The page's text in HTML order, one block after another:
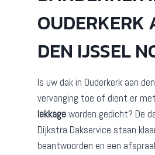
OUDERKERK
DEN IJSSEL
Is uw dak in Ouderkerk aan
vervanging toe of dient er
lekkageworden gedicht? De
Dijkstra Dakservice staan
beantwoorden en een